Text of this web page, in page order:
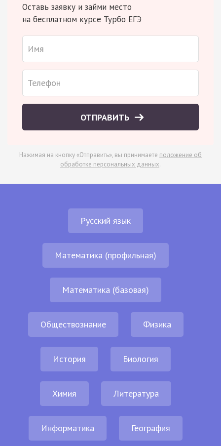
Оставь заявку и займи место
на бесплатном курсе Турбо ЕГЭ
ОТПРАВИТЬ
Нажимая на кнопку «Отправить», вы принимаете положение об
обработке персональных данных.
Русский язык
Математика (профильная)
Математика (базовая)
Обществознание Физика
История Биология
Химия Литература
Информатика География